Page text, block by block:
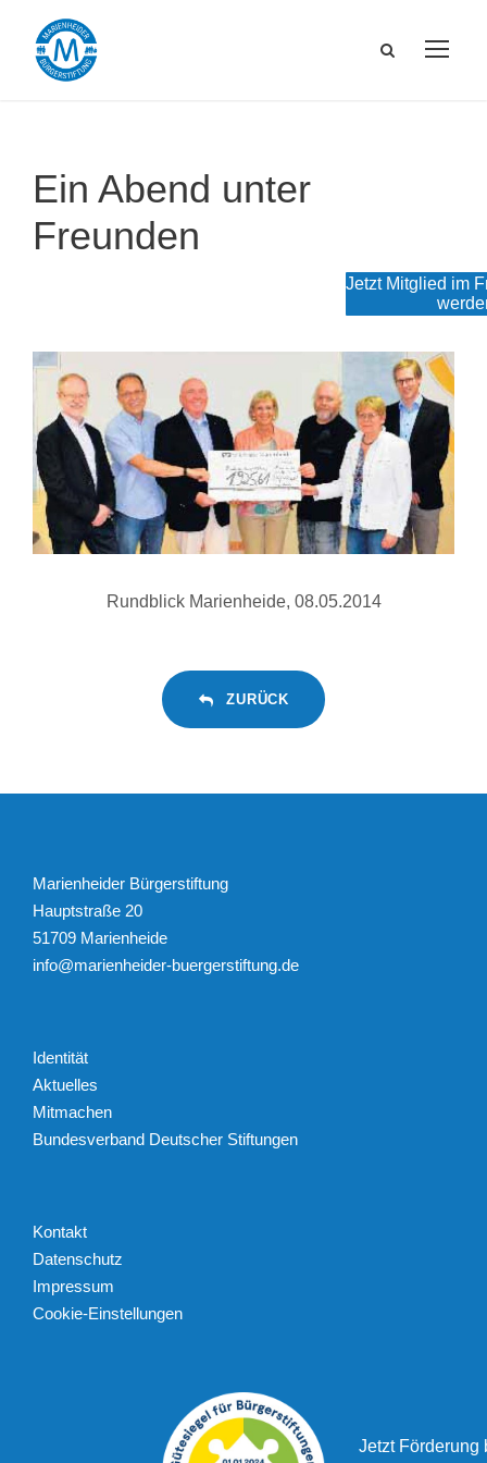
Ein Abend unter
Freunden
Rundblick Marienheide, 08.05.2014
ZURÜCK
Marienheider Bürgerstiftung
Hauptstraße 20
51709 Marienheide
info@marienheider-buergerstiftung.de
Identität
Aktuelles
Mitmachen
Bundesverband Deutscher Stiftungen
Kontakt
Datenschutz
Impressum
Cookie-Einstellungen
Jetzt Förderung
Jetzt Mitglied im